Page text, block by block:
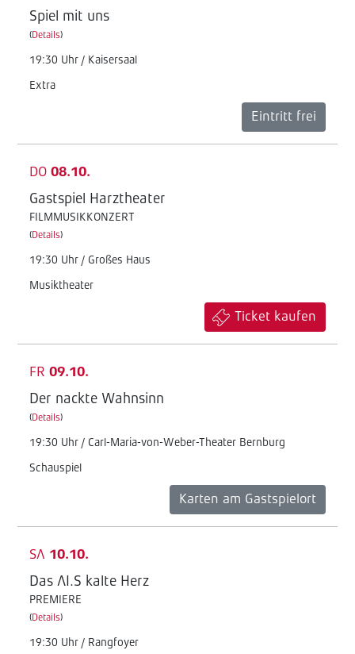
Spiel mit uns
(Details)
19:30 Uhr / Kaisersaal
Extra
Eintritt frei
DO 08.10.
Gastspiel Harztheater
FILMMUSIKKONZERT
(Details)
19:30 Uhr / Großes Haus
Musiktheater
Ticket kaufen
FR 09.10.
Der nackte Wahnsinn
(Details)
19:30 Uhr / Carl-Maria-von-Weber-Theater Bernburg
Schauspiel
Karten am Gastspielort
SA 10.10.
Das AI.S kalte Herz
PREMIERE
(Details)
19:30 Uhr / Rangfoyer